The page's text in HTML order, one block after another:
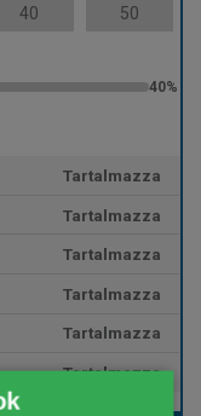
40 50
Tartalmazza
Tartalmazza
Tartalmazza
Tartalmazza
Tartalmazza
Tartalmazza